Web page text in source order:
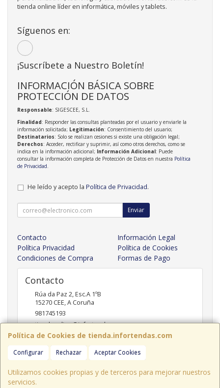
Política de Cookies de tienda.infortendas.com
Configurar Rechazar Aceptar Cookies
Utilizamos cookies propias y de terceros para mejorar nuestros
servicios.
tienda online líder en informática, móviles y tablets.
Síguenos en:
¡Suscríbete a Nuestro Boletín!
INFORMACIÓN BÁSICA SOBRE
PROTECCIÓN DE DATOS
Responsable: SIGESCEE, S.L.
Finalidad: Responder las consultas planteadas por el usuario y enviarle la
información solicitada; Legitimación: Consentimiento del usuario;
Destinatarios: Solo se realizan cesiones si existe una obligación legal;
Derechos: Acceder, rectificar y suprimir, así como otros derechos, como se
indica en la información adicional; Información Adicional: Puede
consultar la información completa de Protección de Datos en nuestra Política
de Privacidad.
He leído y acepto la Política de Privacidad.
Enviar
Contacto
Información Legal
Política Privacidad
Política de Cookies
Condiciones de Compra
Formas de Pago
Contacto
Rúa da Paz 2, Esc.A 1ºB
15270 CEE,A Coruña
981745193
tiendaonline@infortendas.com
Horario
09:00 - 20:00